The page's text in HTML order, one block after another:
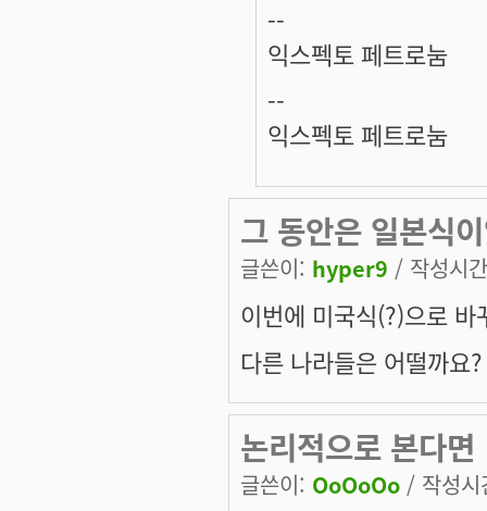
--
익스펙토 페트로눔
--
익스펙토 페트로눔
그 동안은 일본식
글쓴이: hyper9 / 작성시
이번에 미국식(?)으로 바
다른 나라들은 어떨까요
논리적으로 본다면
글쓴이: OoOoOo / 작성